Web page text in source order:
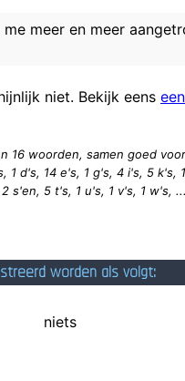
barman was klein maar tapper
Geej se lèllike voel hod!
meer en meer
niet. Bekijk eens
16 woorden, samen goed
1 d's, 14 e's, 1 g's, 4 i's, 5 k's,
s'en, 5 t's, 1 u's, 1 v's, 1 w's,
worden als volgt:
niets